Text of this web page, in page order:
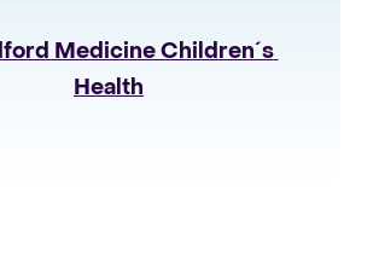
Medicine Children´s
Health